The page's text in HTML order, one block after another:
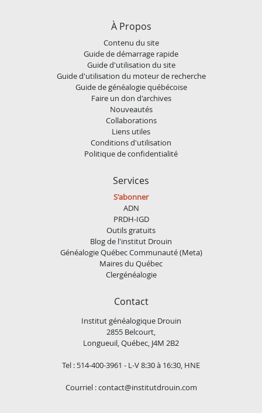
À Propos
Contenu du site
Guide de démarrage rapide
Guide d'utilisation du site
Guide d'utilisation du moteur de recherche
Guide de généalogie québécoise
Faire un don d'archives
Nouveautés
Collaborations
Liens utiles
Conditions d'utilisation
Politique de confidentialité
Services
S'abonner
ADN
PRDH-IGD
Outils gratuits
Blog de l'institut Drouin
Généalogie Québec Communauté (Meta)
Maires du Québec
Clergénéalogie
Contact
Institut généalogique Drouin
2855 Belcourt,
Longueuil, Québec, J4M 2B2
Tel : 514-400-3961 - L-V 8:30 à 16:30, HNE
Courriel :contact@institutdrouin.com